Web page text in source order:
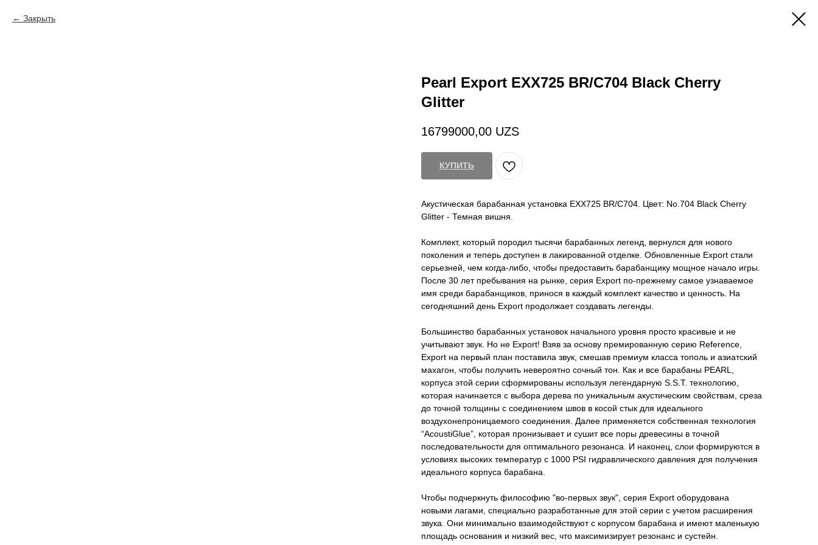
Закрыть
Pearl Export EXX725 BR/C704 Black Cherry
Glitter
16799000,00 UZS
КУПИТЬ
Акустическая барабанная установка EXX725 BR/C704. Цвет: No.704 Black Cherry
Glitter - Темная вишня.
Комплект, который породил тысячи барабанных легенд, вернулся для нового
поколения и теперь доступен в лакированной отделке. Обновленные Export стали
серьезней, чем когда-либо, чтобы предоставить барабанщику мощное начало игры.
После 30 лет пребывания на рынке, серия Export по-прежнему самое узнаваемое
имя среди барабанщиков, принося в каждый комплект качество и ценность. На
сегодняшний день Export продолжает создавать легенды.
Большинство барабанных установок начального уровня просто красивые и не
учитывают звук. Но не Export! Взяв за основу премированную серию Reference,
Export на первый план поставила звук, смешав премиум класса тополь и азиатский
махагон, чтобы получить невероятно сочный тон. Как и все барабаны PEARL,
корпуса этой серии сформированы используя легендарную S.S.T. технологию,
которая начинается с выбора дерева по уникальным акустическим свойствам, среза
до точной толщины с соединением швов в косой стык для идеального
воздухонепроницаемого соединения. Далее применяется собственная технология
“AcoustiGlue”, которая пронизывает и сушит все поры древесины в точной
последовательности для оптимального резонанса. И наконец, слои формируются в
условиях высоких температур с 1000 PSI гидравлического давления для получения
идеального корпуса барабана.
Чтобы подчеркнуть философию "во-первых звук", серия Export оборудована
новыми лагами, специально разработанные для этой серии с учетом расширения
звука. Они минимально взаимодействуют с корпусом барабана и имеют маленькую
площадь основания и низкий вес, что максимизирует резонанс и сустейн.